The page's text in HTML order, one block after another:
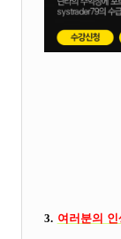
3. 여러분의